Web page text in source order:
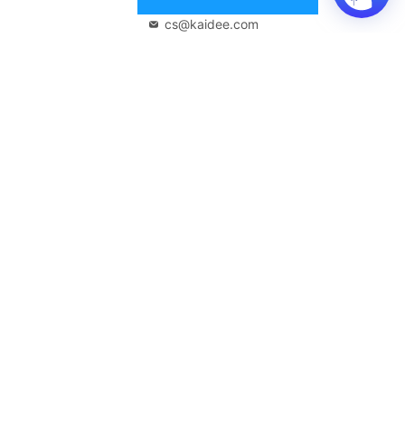
cs@kaidee.com